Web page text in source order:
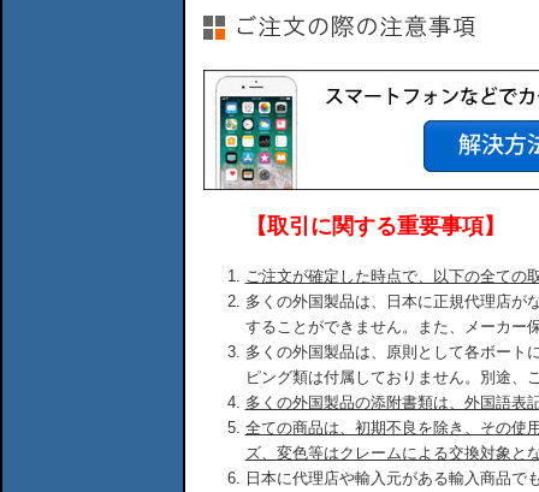
【取引に関する重要事項】
ご注文が確定した時点で、以下の全ての
多くの外国製品は、日本に正規代理店が
することができません。また、メーカー
多くの外国製品は、原則として各ボート
ピング類は付属しておりません。別途、
多くの外国製品の添附書類は、外国語表
全ての商品は、初期不良を除き、その使
ズ、変色等はクレームによる交換対象と
日本に代理店や輸入元がある輸入商品で